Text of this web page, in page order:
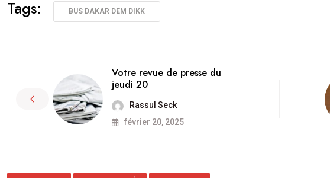
Tags: BUS DAKAR DEM DIKK
Votre revue de presse du
jeudi 20
Rassul Seck
février 20, 2025